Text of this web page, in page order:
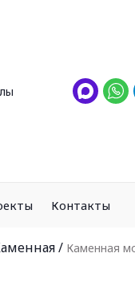
Контакты
/ Каменная